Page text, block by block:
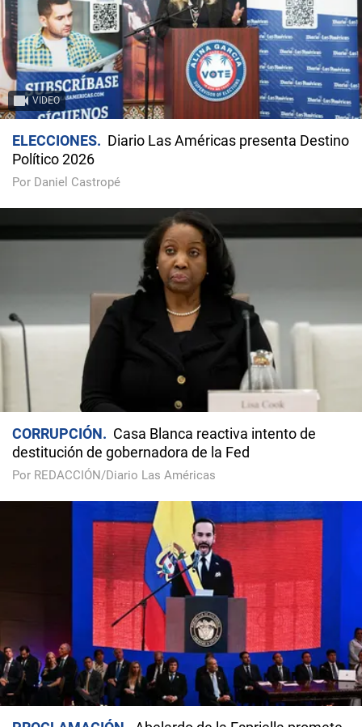
VIDEO
ELECCIONES
Diario Las Américas presenta Destino
Político 2026
Por Daniel Castropé
CORRUPCIÓN
Casa Blanca reactiva intento de
destitución de gobernadora de la Fed
Por REDACCIÓN/Diario Las Américas